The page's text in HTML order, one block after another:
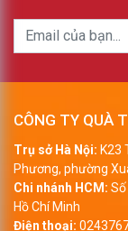
CÔNG TY QUÀ
Trụ sở Hà Nội: K23
Phương, phường
Chi nhánh HCM:
Hồ Chí Minh
Điện thoại: